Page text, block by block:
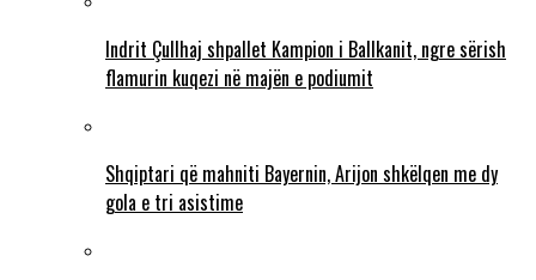
Indrit Çullhaj shpallet Kampion i Ballkanit, ngre sërish
flamurin kuqezi në majën e podiumit
Shqiptari që mahniti Bayernin, Arijon shkëlqen me dy
gola e tri asistime